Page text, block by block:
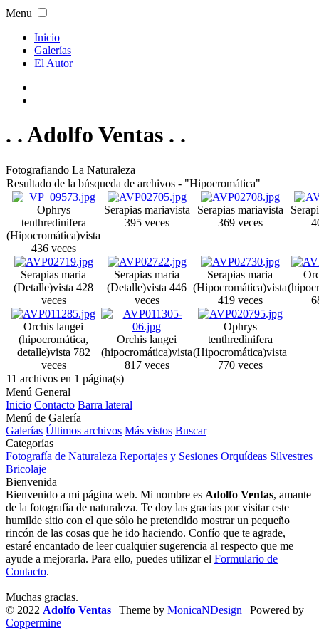
Menu
Inicio
Galerías
El Autor
. . Adolfo Ventas . .
Fotografiando La Naturaleza
Resultado de la búsqueda de archivos - "Hipocromática"
Ophrys
tenthredinifera
(Hipocromática)vista
436 veces
Serapias mariavista
395 veces
Serapias mariavista
369 veces
Serapias maria
(Detalle)vista 428
veces
Serapias maria
(Detalle)vista 446
veces
Serapias maria
(Hipocromática)vista
419 veces
Orchis langei
(hipocromática,
detalle)vista 782
veces
Orchis langei
(hipocromática)vista
817 veces
Ophrys
tenthredinifera
(Hipocromática)vista
770 veces
11 archivos en 1 página(s)
Menú General
Inicio Contacto Barra lateral
Menú de Galería
Galerías Últimos archivos Más vistos Buscar
Categorías
Fotografía de Naturaleza Reportajes y Sesiones Orquídeas Silvestres
Bricolaje
Bienvenida
Bienvenido a mi página web. Mi nombre es Adolfo Ventas, amante
de la fotografía de naturaleza. Te doy las gracias por visitar este
humilde sitio con el que sólo he pretendido mostrar un pequeño
rincón de las cosas que he ido haciendo. Confío que te agrade,
estaré encantado de leer cualquier sugerencia al respecto que me
ayude a mejorarla. Para ello, puedes utilizar el Formulario de
Contacto.
Muchas gracias.
© 2022 Adolfo Ventas | Theme by MonicaNDesign | Powered by
Coppermine